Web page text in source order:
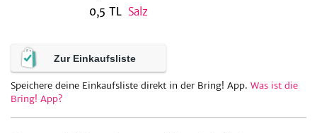
0,5 TL Salz
Zur Einkaufsliste
Speichere deine Einkaufsliste direkt in der Bring! App. Was ist die
Bring! App?